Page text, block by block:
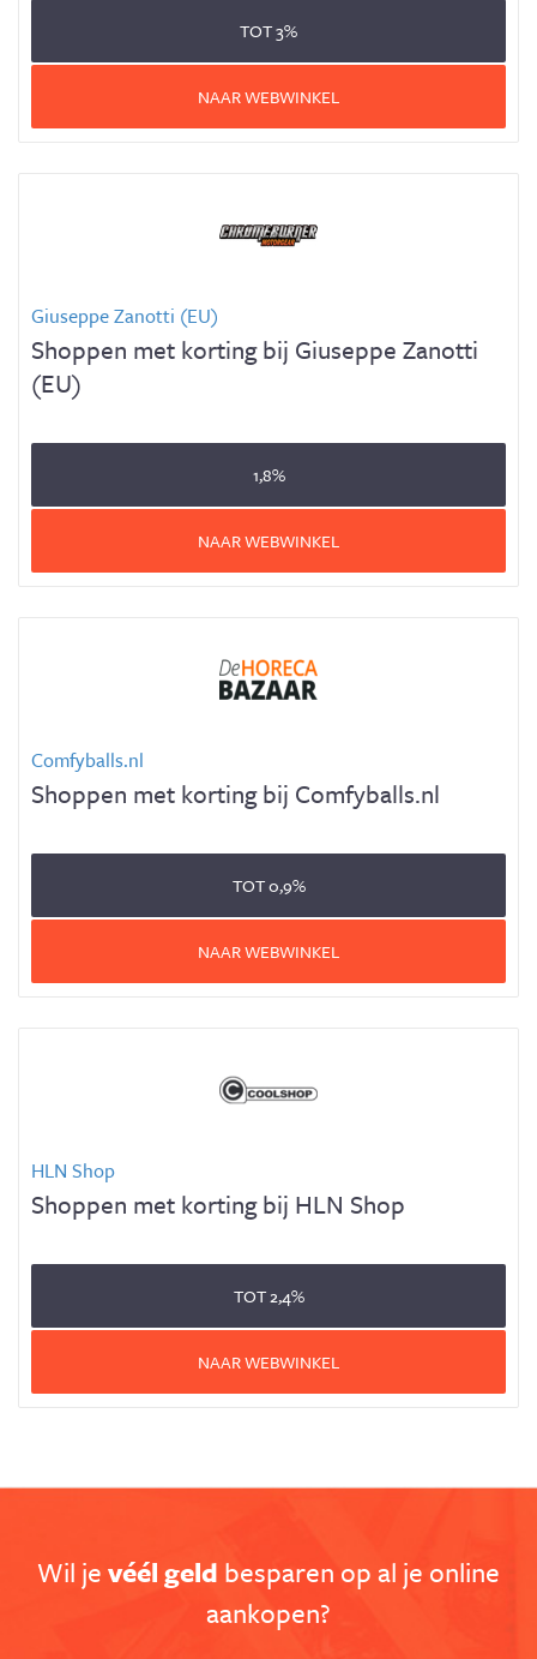
TOT3%
NAAR WEBWINKEL
Giuseppe Zanotti (EU)
Shoppen met korting bij Giuseppe Zanotti
(EU)
1,8%
NAAR WEBWINKEL
Comfyballs.nl
Shoppen met korting bij Comfyballs.nl
TOT0,9%
NAAR WEBWINKEL
HLN Shop
Shoppen met korting bij HLN Shop
TOT2,4%
NAAR WEBWINKEL
Wil jevéél geld besparen op al je online
aankopen?